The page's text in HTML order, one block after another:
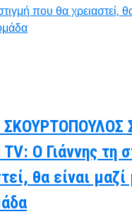
TV: O Γιάννης τη
θα είναι